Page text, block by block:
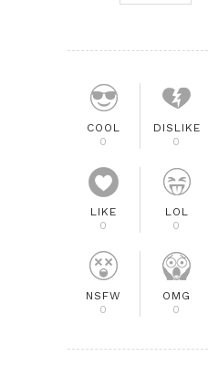
COOL
0
DISLIKE
0
LIKE
0
LOL
0
NSFW
0
OMG
0